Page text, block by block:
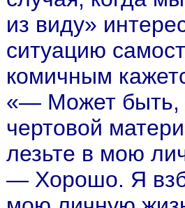
из виду»
ситуацию
комичным
«— Может быть,
чертовой
лезьте в мою
— Хорошо. Я